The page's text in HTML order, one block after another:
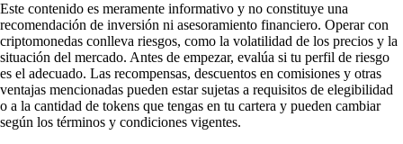
Este contenido es meramente informativo y no constituye una
recomendación de inversión ni asesoramiento financiero. Operar con
criptomonedas conlleva riesgos, como la volatilidad de los precios y la
situación del mercado. Antes de empezar, evalúa si tu perfil de riesgo
es el adecuado. Las recompensas, descuentos en comisiones y otras
ventajas mencionadas pueden estar sujetas a requisitos de elegibilidad
o a la cantidad de tokens que tengas en tu cartera y pueden cambiar
según los términos y condiciones vigentes.